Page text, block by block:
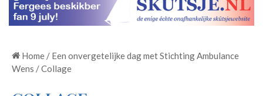
Home / Een onvergetelijke dag met Stichting Ambulance
Wens /Collage